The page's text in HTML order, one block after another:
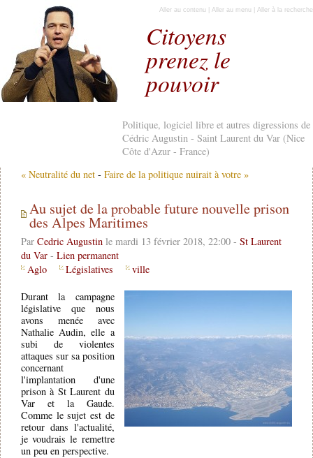
Citoyens
prenez le
pouvoir
Politique, logiciel libre et autres digressions de
Cédric Augustin - Saint Laurent du Var (Nice
Côte d'Azur - France)
Aller au contenu Aller au menu Aller à la recherche
« Neutralité du net - Faire de la politique nuirait à votre »
Au sujet de la probable future nouvelle prison
des Alpes Maritimes
Par Cedric Augustinle mardi 13 février 2018, 22:00 - St Laurent
du Var- Lien permanent
Aglo
Législatives ville
Durant la campagne
législative que nous
avons menée avec
Nathalie Audin, elle a
subi de violentes
attaques sur sa position
concernant
l'implantation d'une
prison à St Laurent du
Var et la Gaude.
Comme le sujet est de
retour dans l'actualité,
je voudrais le remettre
un peu en perspective.